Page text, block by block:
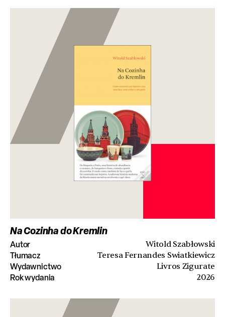
Na Cozinha do Kremlin
Autor Witold Szabłowski
Tłumacz Teresa Fernandes Swiatkiewicz
Wydawnictwo Livros Zigurate
Rok wydania 2026